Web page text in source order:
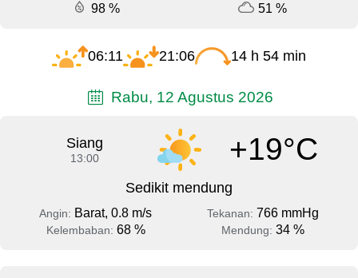
98 %
51 %
06:11 21:06 14 h 54 min
Rabu, 12 Agustus 2026
Siang
13:00 +19°C
Sedikit mendung
Angin: Barat, 0.8 m/s Tekanan: 766 mmHg
Kelembaban: 68 % Mendung: 34 %